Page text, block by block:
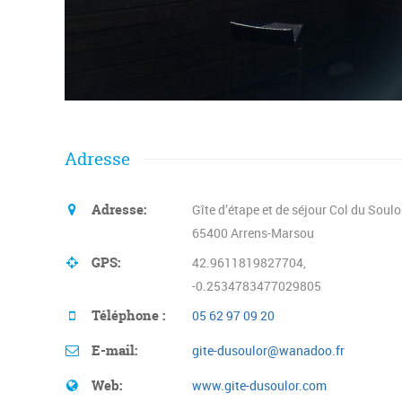
Adresse
Adresse:
Gîte d’étape et de séjour Col du
65400 Arrens-Marsou
GPS:
42.9611819827704,
-0.2534783477029805
Téléphone : 05 62 97 09 20
E-mail: gite-dusoulor@wanadoo.fr
Web: www.gite-dusoulor.com